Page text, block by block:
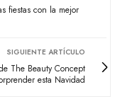
fiestas con la mejor
SIGUIENTE ARTÍCULO
The Beauty Concept
esta Navidad